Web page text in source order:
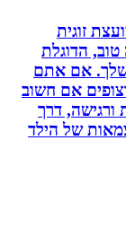
אם אתם
אם חשוב
דרך
של הילד